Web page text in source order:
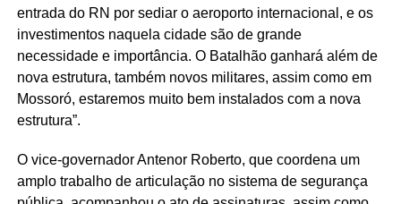
entrada do RN por sediar o aeroporto internacional, e os
investimentos naquela cidade são de grande
necessidade e importância. O Batalhão ganhará além de
nova estrutura, também novos militares, assim como em
Mossoró, estaremos muito bem instalados com a nova
estrutura”.
O vice-governador Antenor Roberto, que coordena um
amplo trabalho de articulação no sistema de segurança